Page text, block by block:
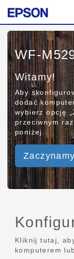
WF-
Witamy!
Aby
dodać
wybierz opcję
przeciwnym
poniżej.
Kliknij tutaj,
komputerem